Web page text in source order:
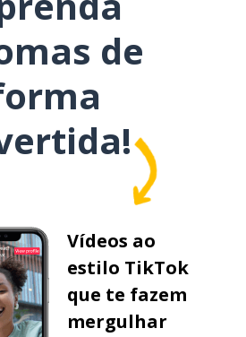
de
Vídeos ao
estilo TikTok
que te fazem
mergulhar